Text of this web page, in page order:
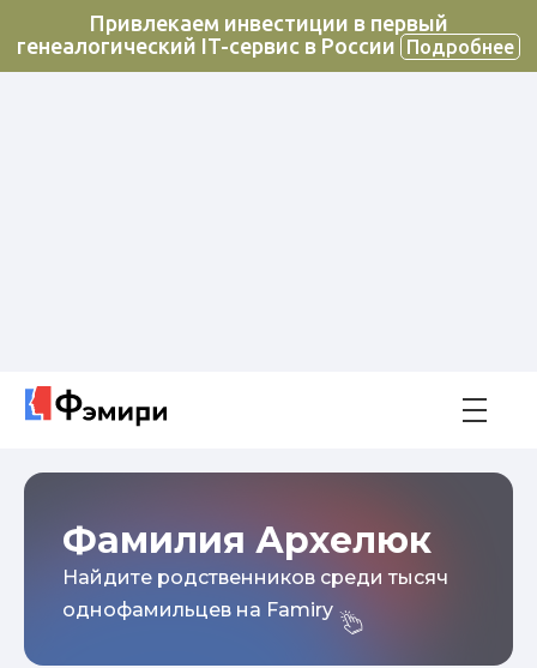
Привлекаем инвестиции в первый
генеалогический IT-сервис в России
Подробнее
Фамилия Архелюк
Найдите родственников среди тысяч
однофамильцев на Famiry